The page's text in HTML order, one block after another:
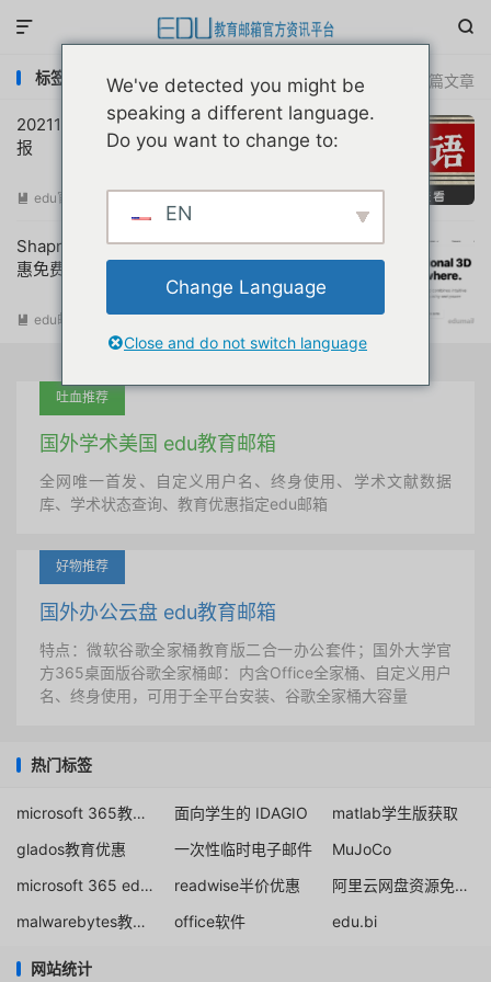


共 2 篇文章
标签：Shapr3d学生申请
20211120互联网教育优惠申请注册动态简
报
 edu官方简报
Shapr3d建模制图软件大学生认证教育优
惠免费注册申请教程
 edu邮箱资讯 阅读(34216)
吐血推荐
国外学术美国 edu教育邮箱
全网唯一首发、自定义用户名、终身使用、学术文献数据
库、学术状态查询、教育优惠指定edu邮箱
好物推荐
国外办公云盘 edu教育邮箱
特点：微软谷歌全家桶教育版二合一办公套件；国外大学官
方365桌面版谷歌全家桶邮：内含Office全家桶、自定义用户
名、终身使用，可用于全平台安装、谷歌全家桶大容量
热门标签
microsoft 365教育版购买 面向学生的 IDAGIO
matlab学生版获取
glados教育优惠
一次性临时电子邮件
MuJoCo
microsoft 365 education a5购买
readwise半价优惠
阿里云网盘资源免费分享论坛
malwarebytes教育折扣
office软件 edu.bi
网站统计
We've detected you might be
speaking a different language.
Do you want to change to:
EN
Change Language
Close and do not switch language